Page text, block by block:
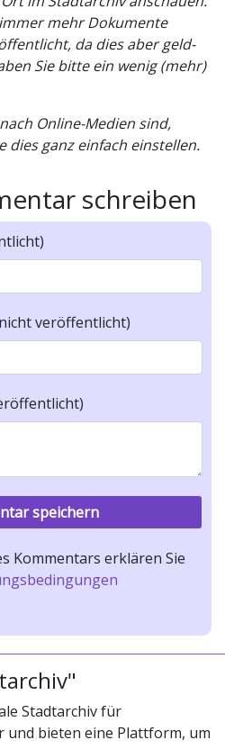
mehr Dokumente
da dies aber geld-
Sie bitte ein wenig (mehr)
Online-Medien sind,
dies ganz einfach einstellen.
schreiben
veröffentlicht)
Kommentars erklären Sie
Stadtarchiv für
bieten eine Plattform, um